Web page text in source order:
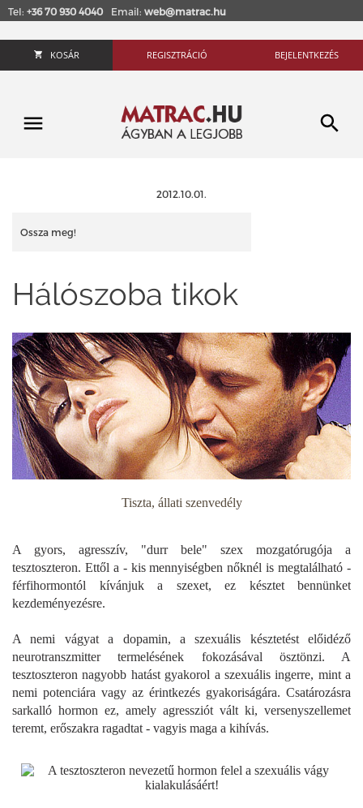
Tel: +36 70 930 4040 Email: web@matrac.hu
KOSÁR REGISZTRÁCIÓ BEJELENTKEZÉS
2012.10.01.
Ossza meg!
Hálószoba tikok
Tiszta, állati szenvedély
A gyors, agresszív, "durr bele" szex mozgatórugója a
tesztoszteron. Ettől a - kis mennyiségben nőknél is megtalálható -
férfihormontól kívánjuk a szexet, ez késztet bennünket
kezdeményezésre.
A nemi vágyat a dopamin, a szexuális késztetést előidéző
neurotranszmitter termelésének fokozásával ösztönzi. A
tesztoszteron nagyobb hatást gyakorol a szexuális ingerre, mint a
nemi potenciára vagy az érintkezés gyakoriságára. Csatározásra
sarkalló hormon ez, amely agressziót vált ki, versenyszellemet
teremt, erőszakra ragadtat - vagyis maga a kihívás.